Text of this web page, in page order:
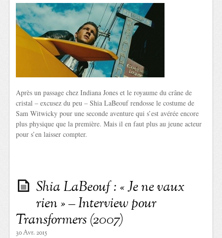
Après un passage chez Indiana Jones et le royaume du crâne de
cristal – excusez du peu – Shia LaBeouf rendosse le costume de
Sam Witwicky pour une seconde aventure qui s’est avérée encore
plus physique que la première. Mais il en faut plus au jeune acteur
pour s’en laisser compter.
Shia LaBeouf : « Je ne vaux
rien » – Interview pour
Transformers (2007)
30 Avr. 2015